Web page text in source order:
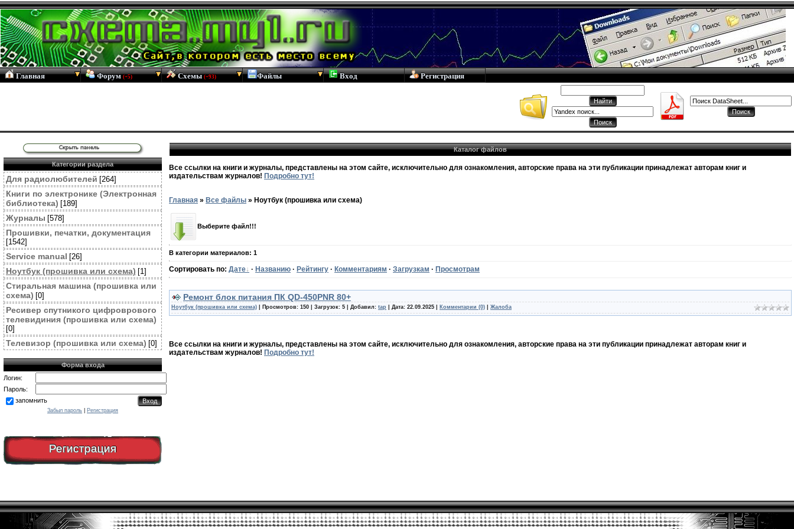
Главная Форум(+5) Схемы(+93) Файлы Вход Регистрация
Категории раздела
Для радиолюбителей [264]
Книги по электронике (Электронная
библиотека) [189]
Журналы [578]
Прошивки, печатки, документация
[1542]
Service manual [26]
Ноутбук (прошивка или схема) [1]
Стиральная машина (прошивка или
схема) [0]
Ресивер спутникого цифроврового
телевидиния (прошивка или схема)
[0]
Телевизор (прошивка или схема) [0]
Форма входа
Логин:
Пароль:
запомнить
Забыл пароль Регистрация
Регистрация
Каталог файлов
Все ссылки на книги и журналы, представлены на этом сайте, исключительно для ознакомления, авторские права на эти публикации принадлежат авторам книг и
издательствам журналов! Подробно тут!
Главная » Все файлы » Ноутбук (прошивка или схема)
Выберите файл!!!
В категории материалов: 1
Сортировать по: Дате · Названию · Рейтингу · Комментариям · Загрузкам · Просмотрам
Ремонт блок питания ПК QD-450PNR 80+
Ноутбук (прошивка или схема) | Просмотров: 150 | Загрузок: 5 | Добавил: tap | Дата: 22.09.2025 Комментарии (0) Жалоба
Все ссылки на книги и журналы, представлены на этом сайте, исключительно для ознакомления, авторские права на эти публикации принадлежат авторам книг и
издательствам журналов! Подробно тут!